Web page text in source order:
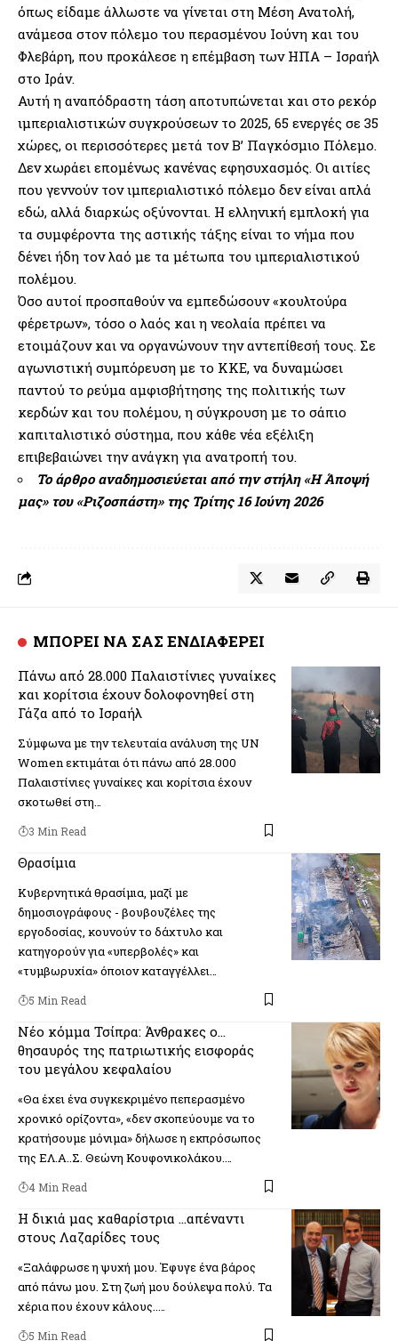
όπως είδαμε άλλωστε να γίνεται στη Μέση Ανατολή,
ανάμεσα στον πόλεμο του περασμένου Ιούνη και του
Φλεβάρη, που προκάλεσε η επέμβαση των ΗΠΑ – Ισραήλ
στο Ιράν.
Αυτή η αναπόδραστη τάση αποτυπώνεται και στο ρεκόρ
ιμπεριαλιστικών συγκρούσεων το 2025, 65 ενεργές σε 35
χώρες, οι περισσότερες μετά τον Β’ Παγκόσμιο Πόλεμο.
Δεν χωράει επομένως κανένας εφησυχασμός. Οι αιτίες
που γεννούν τον ιμπεριαλιστικό πόλεμο δεν είναι απλά
εδώ, αλλά διαρκώς οξύνονται. Η ελληνική εμπλοκή για
τα συμφέροντα της αστικής τάξης είναι το νήμα που
δένει ήδη τον λαό με τα μέτωπα του ιμπεριαλιστικού
πολέμου.
Όσο αυτοί προσπαθούν να εμπεδώσουν «κουλτούρα
φέρετρων», τόσο ο λαός και η νεολαία πρέπει να
ετοιμάζουν και να οργανώνουν την αντεπίθεσή τους. Σε
αγωνιστική συμπόρευση με το ΚΚΕ, να δυναμώσει
παντού το ρεύμα αμφισβήτησης της πολιτικής των
κερδών και του πολέμου, η σύγκρουση με το σάπιο
καπιταλιστικό σύστημα, που κάθε νέα εξέλιξη
επιβεβαιώνει την ανάγκη για ανατροπή του.
Το άρθρο αναδημοσιεύεται από την στήλη «Η Άποψή
μας»του «Ριζοσπάστη» της Τρίτης 16 Ιούνη 2026
ΜΠΟΡΕΙ ΝΑ ΣΑΣ ΕΝΔΙΑΦΕΡΕΙ
Πάνω από 28.000 Παλαιστίνιες γυναίκες
και κορίτσια έχουν δολοφονηθεί στη
Γάζα από το Ισραήλ
Σύμφωνα με την τελευταία ανάλυση της UN
Women εκτιμάται ότι πάνω από 28.000
Παλαιστίνιες γυναίκες και κορίτσια έχουν
σκοτωθεί στη…
3 Min Read
Θρασίμια
Κυβερνητικά θρασίμια, μαζί με
δημοσιογράφους - βουβουζέλες της
εργοδοσίας, κουνούν το δάχτυλο και
κατηγορούν για «υπερβολές» και
«τυμβωρυχία» όποιον καταγγέλλει…
5 Min Read
Νέο κόμμα Τσίπρα: Άνθρακες ο…
θησαυρός της πατριωτικής εισφοράς
του μεγάλου κεφαλαίου
«Θα έχει ένα συγκεκριμένο πεπερασμένο
χρονικό ορίζοντα», «δεν σκοπεύουμε να το
κρατήσουμε μόνιμα» δήλωσε η εκπρόσωπος
της ΕΛ.Α..Σ. Θεώνη Κουφονικολάκου.…
4 Min Read
Η δικιά μας καθαρίστρια …απέναντι
στους Λαζαρίδες τους
«Ξαλάφρωσε η ψυχή μου. Έφυγε ένα βάρος
από πάνω μου. Στη ζωή μου δούλεψα πολύ. Τα
χέρια που έχουν κάλους..…
5 Min Read